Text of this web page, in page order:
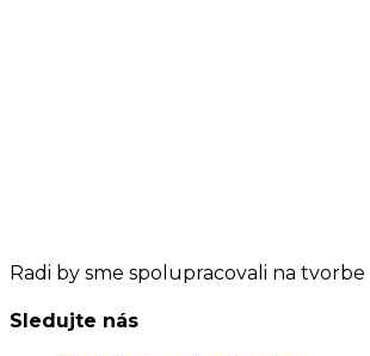
Radi by sme spolupracovali na tvorbe
Sledujte nás